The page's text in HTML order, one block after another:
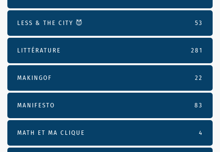
LESS & THE CITY 😈 53
LITTÉRATURE 281
MAKINGOF 22
MANIFESTO 83
MATH ET MA CLIQUE 4